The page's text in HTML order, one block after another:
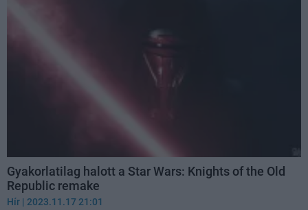
Gyakorlatilag halott a Star Wars: Knights of the Old
Republic remake
Hír | 2023.11.17 21:01